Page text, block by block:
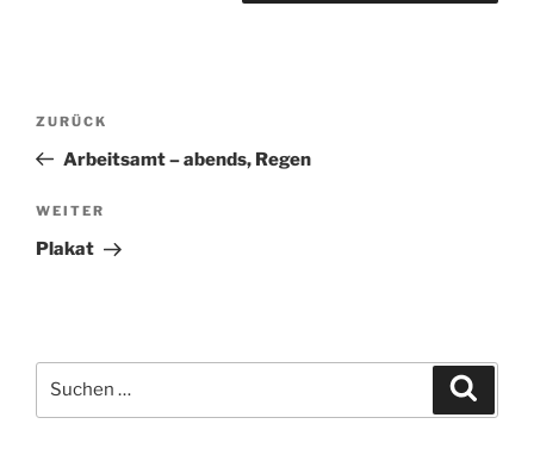
Beitragsnavigation
Vorheriger
Beitrag
ZURÜCK
Arbeitsamt – abends, Regen
Nächster
Beitrag
WEITER
Plakat
Suchen